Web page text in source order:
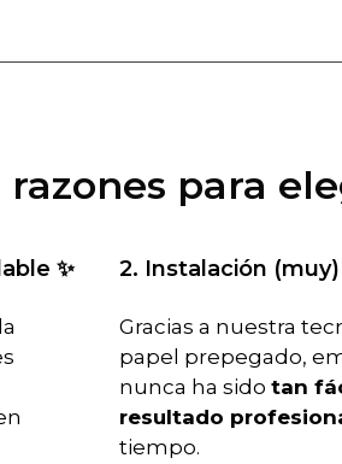
razones para
✨ 2. Instalación
Gracias a nuestra
papel prepegado,
nunca ha sidotan
resultado
tiempo.